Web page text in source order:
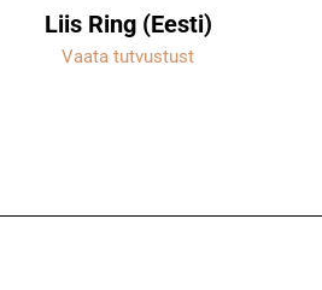
Liis Ring (Eesti)
Vaata tutvustust